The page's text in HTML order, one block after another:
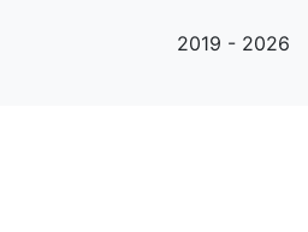
2019 - 2026